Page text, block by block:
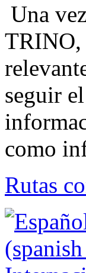
Una
TRINO,
seguir
como
Rutas